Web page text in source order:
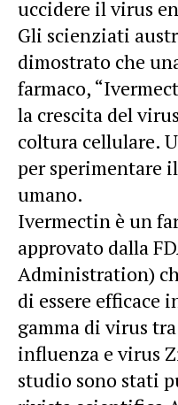
uccidere il virus
Gli scienziati
dimostrato che
farmaco,
la crescita del
coltura cellulare.
per sperimentare
umano.
Ivermectin è un
approvato dalla
Administration)
di essere efficace
gamma di virus
influenza e virus
studio sono stati